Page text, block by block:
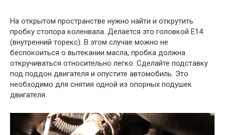
На открытом пространстве нужно найти и открутить
пробку стопора коленвала. Делается это головкой Е14
(внутренний торекс). В этом случае можно не
беспокоиться о вытекании масла, пробка должна
откручиваться относительно легко. Сделайте подставку
под поддон двигателя и опустите автомобиль. Это
необходимо для снятия одной из опорных подушек
двигателя.